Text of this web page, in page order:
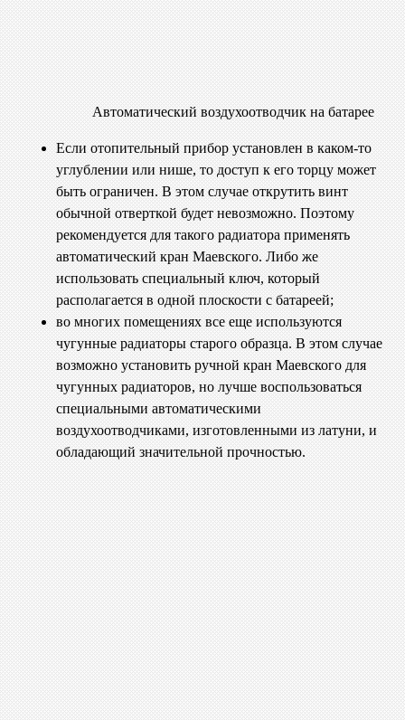
Автоматический воздухоотводчик на батарее
Если отопительный прибор установлен в каком-то
углублении или нише, то доступ к его торцу может
быть ограничен. В этом случае открутить винт
обычной отверткой будет невозможно. Поэтому
рекомендуется для такого радиатора применять
автоматический кран Маевского. Либо же
использовать специальный ключ, который
располагается в одной плоскости с батареей;
во многих помещениях все еще используются
чугунные радиаторы старого образца. В этом случае
возможно установить ручной кран Маевского для
чугунных радиаторов, но лучше воспользоваться
специальными автоматическими
воздухоотводчиками, изготовленными из латуни, и
обладающий значительной прочностью.